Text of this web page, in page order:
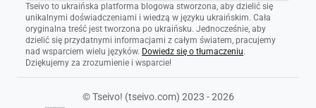
Tseivo to ukraińska platforma blogowa stworzona, aby dzielić się
unikalnymi doświadczeniami i wiedzą w języku ukraińskim. Cała
oryginalna treść jest tworzona po ukraińsku. Jednocześnie, aby
dzielić się przydatnymi informacjami z całym światem, pracujemy
nad wsparciem wielu języków. Dowiedz się o tłumaczeniu.
Dziękujemy za zrozumienie i wsparcie!
© Tseivo! (tseivo.com) 2023 - 2026